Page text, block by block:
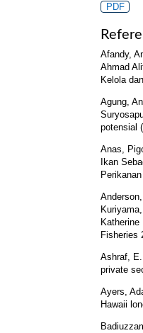
PDF
Afandy,
Ahmad
Kelola
Agung,
potensial
Anas,
Ikan
Fisheries
Ashraf,
private
Ayers,
Hawaii